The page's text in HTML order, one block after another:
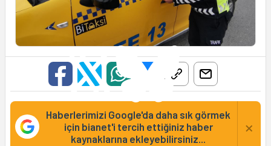
Haberlerimizi Google'da daha sık görmek
için bianet'i tercih ettiğiniz haber
kaynaklarına ekleyebilirsiniz...
×